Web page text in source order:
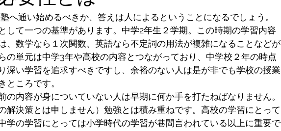
して一つの基準があります。中学2年生２学期。この時期の学習内容
、数学なら１次関数、英語なら不定詞の用法が複雑になることなどが
の単元は中学3年や高校の内容とつながっており、中学校２年の時点
深い学習を追求すべきですし、余裕のない人は是が非でも学校の授業
ところです。
内容が身についていない人は早期に何か手を打たねばなりません。
解決策とは申しません）勉強とは積み重ねです。高校の学習にとって
学の学習にとっては小学時代の学習が巷間言われている以上に重要で